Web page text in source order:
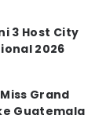
3 Host City
2026
Grand
Guatemala